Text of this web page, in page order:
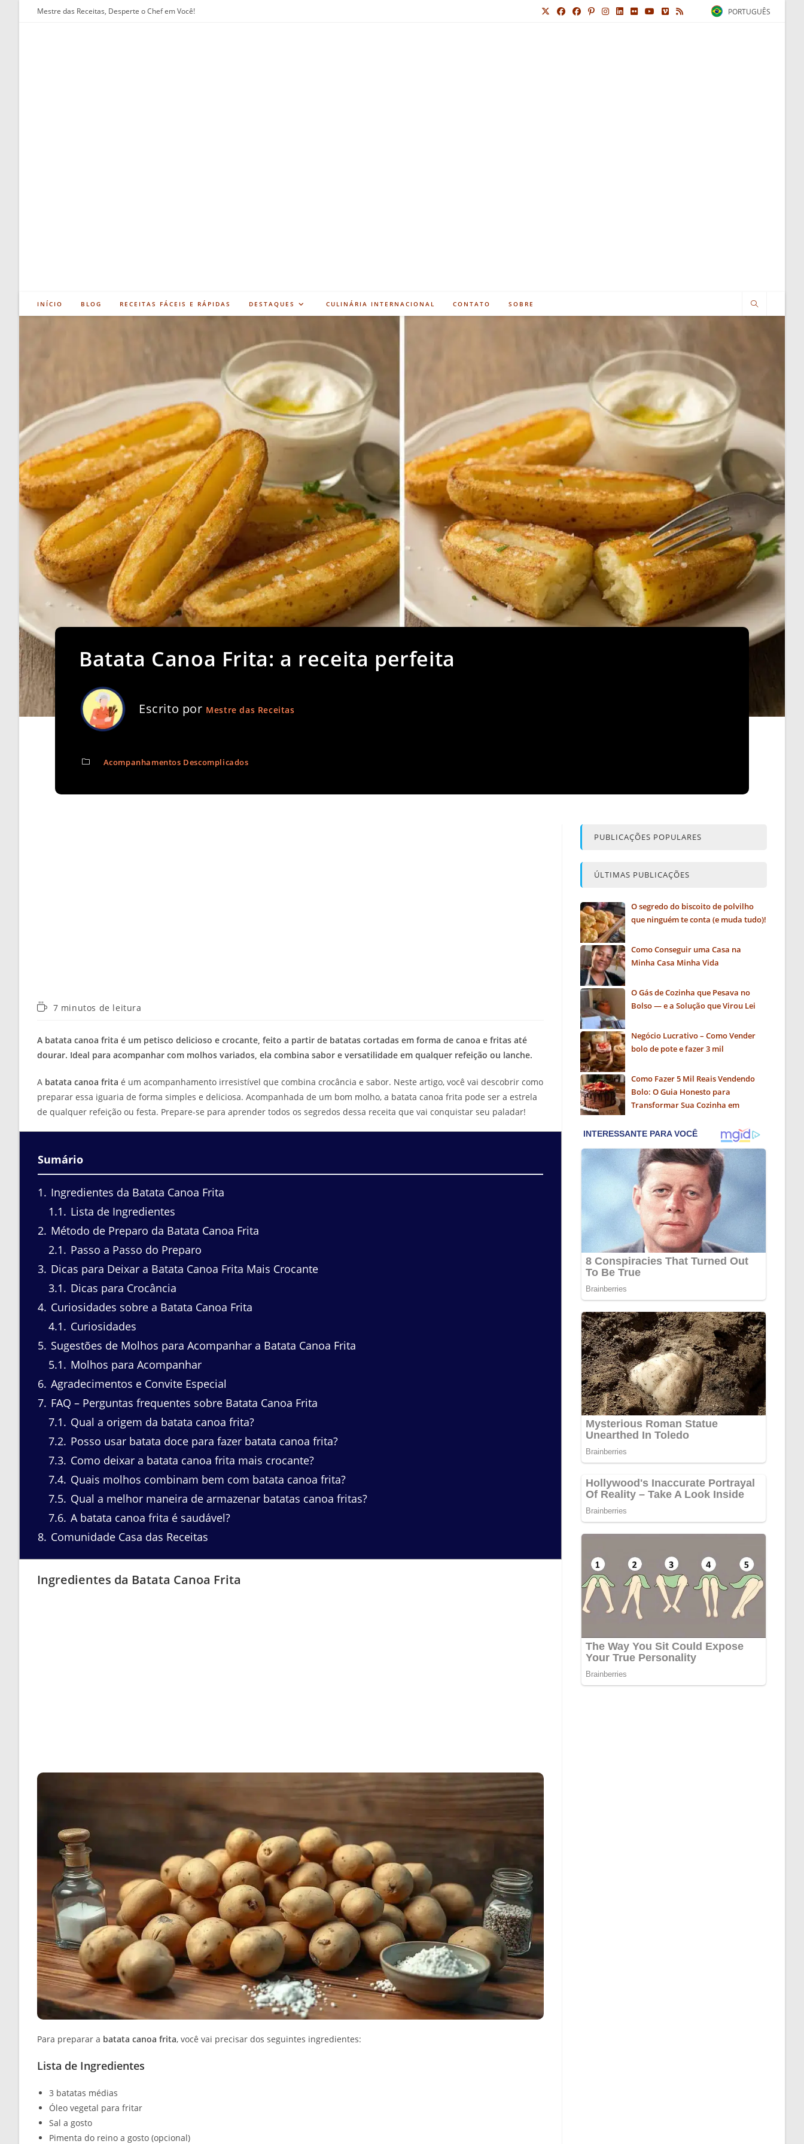
Mestre das Receitas, Desperte o Chef em Você! PORTUGUÊS
INÍCIO BLOG RECEITAS FÁCEIS E RÁPIDAS DESTAQUES CULINÁRIA INTERNACIONAL CONTATO SOBRE
Batata Canoa Frita: a receita perfeita
Escrito por Mestre das Receitas
Acompanhamentos Descomplicados
Tempo7 minutos de leitura
A batata canoa frita é um petisco delicioso e crocante, feito a partir de batatas cortadas em forma de canoa e fritas até
dourar. Ideal para acompanhar com molhos variados, ela combina sabor e versatilidade em qualquer refeição ou lanche.
A batata canoa frita é um acompanhamento irresistível que combina crocância e sabor. Neste artigo, você vai descobrir como
preparar essa iguaria de forma simples e deliciosa. Acompanhada de um bom molho, a batata canoa frita pode ser a estrela
de qualquer refeição ou festa. Prepare-se para aprender todos os segredos dessa receita que vai conquistar seu paladar!
Sumário
1
Ingredientes da Batata Canoa Frita
1.1
Lista de Ingredientes
2 Método de Preparo da Batata Canoa Frita
2.1
Passo a Passo do Preparo
3 Dicas para Deixar a Batata Canoa Frita Mais Crocante
3.1
Dicas para Crocância
4 Curiosidades sobre a Batata Canoa Frita
4.1
Curiosidades
5 Sugestões de Molhos para Acompanhar a Batata Canoa Frita
5.1
Molhos para Acompanhar
6 Agradecimentos e Convite Especial
7 FAQ – Perguntas frequentes sobre Batata Canoa Frita
7.1
Qual a origem da batata canoa frita?
7.2 Posso usar batata doce para fazer batata canoa frita?
7.3 Como deixar a batata canoa frita mais crocante?
7.4 Quais molhos combinam bem com batata canoa frita?
7.5 Qual a melhor maneira de armazenar batatas canoa fritas?
7.6 A batata canoa frita é saudável?
8 Comunidade Casa das Receitas
Ingredientes da Batata Canoa Frita
Para preparar a batata canoa frita, você vai precisar dos seguintes ingredientes:
Lista de Ingredientes
3 batatas médias
Óleo vegetal para fritar
Sal a gosto
Pimenta do reino a gosto (opcional)
PUBLICAÇÕES POPULARES
ÚLTIMAS PUBLICAÇÕES
O segredo do biscoito de polvilho
que ninguém te conta (e muda tudo)!
Como Conseguir uma Casa na
Minha Casa Minha Vida
O Gás de Cozinha que Pesava no
Bolso — e a Solução que Virou Lei
Negócio Lucrativo – Como Vender
bolo de pote e fazer 3 mil
Como Fazer 5 Mil Reais Vendendo
Bolo: O Guia Honesto para
Transformar Sua Cozinha em